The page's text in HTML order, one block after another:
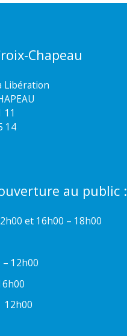
Chapeau
Libération
11
14
au public :
et 16h00 – 18h00
12h00
12h00